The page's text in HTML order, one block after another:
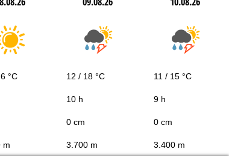
°C 12 / 18 °C 11 / 15 °C
10 h 9 h
0 cm 0 cm
m 3.700 m 3.400 m